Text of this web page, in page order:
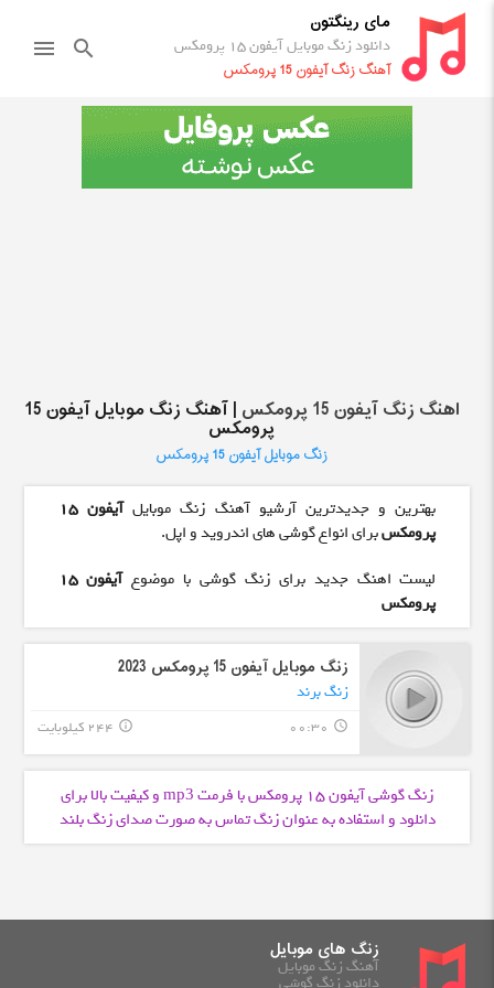
مای رینگتون
دانلود زنگ موبایل آیفون 15 پرومکس
آهنگ زنگ آیفون 15 پرومکس
search
menu
اهنگ زنگ آیفون 15 پرومکس | آهنگ زنگ موبایل آیفون 15
پرومکس
زنگ موبایل آیفون 15 پرومکس
بهترین و جدیدترین آرشیو آهنگ زنگ موبایل
آیفون 15
پرومکسبرای انواع گوشی های اندروید و اپل.
لیست اهنگ جدید برای زنگ گوشی با موضوع
آیفون 15
پرومکس
زنگ موبایل آیفون 15 پرومکس 2023
زنگ برند
query_builder
00:30 244 کیلوبایت info_outline
زنگ گوشی آیفون 15 پرومکس با فرمت mp3 و کیفیت بالا برای
دانلود و استفاده به عنوان زنگ تماس به صورت صدای زنگ بلند
زنگ های موبایل
آهنگ زنگ موبایل
دانلود زنگ گوشی